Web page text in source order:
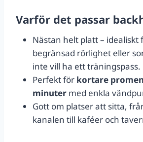
Varför det passar
Nästan helt platt – idealiskt
begränsad rörlighet eller
inte vill ha ett träningspass.
Perfekt för kortare
minuter med enkla
Gott om platser att sitta,
kanalen till kaféer och